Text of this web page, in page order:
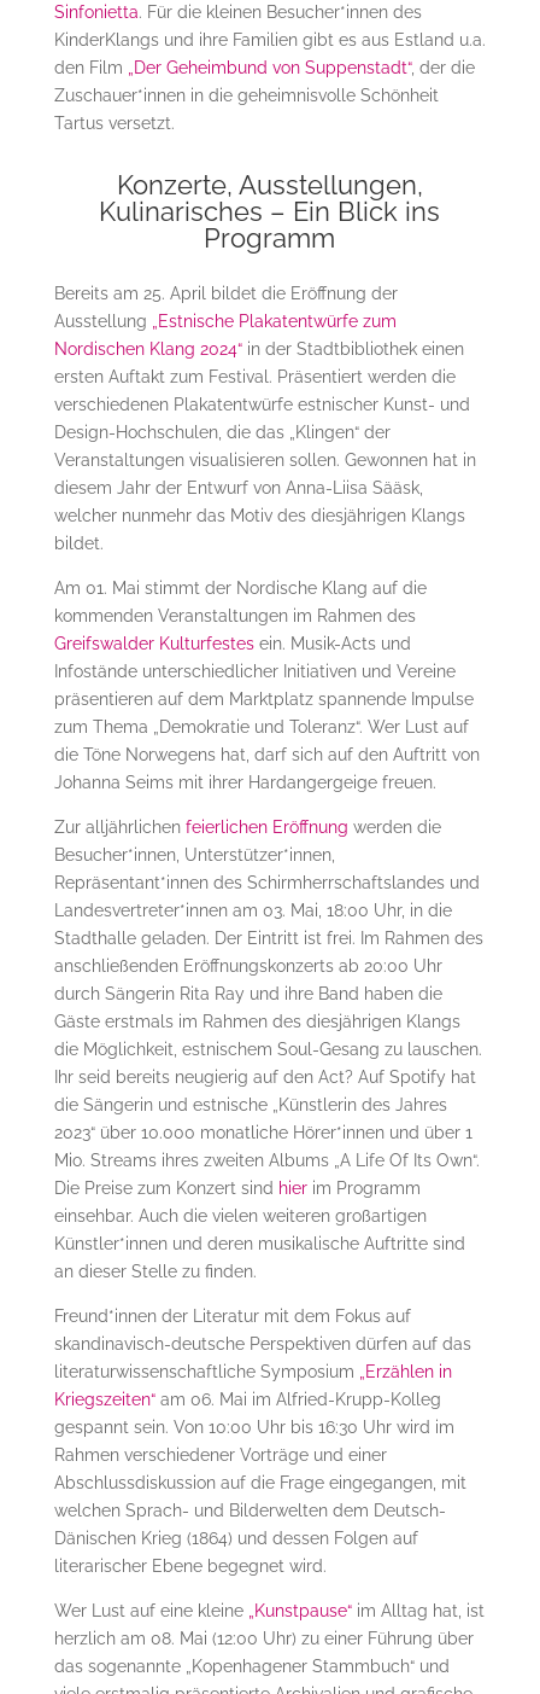
Sinfonietta. Für die kleinen Besucher*innen des
KinderKlangs und ihre Familien gibt es aus Estland u.a.
den Film
„Der Geheimbund von Suppenstadt“, der die
Zuschauer*innen in die geheimnisvolle Schönheit
Tartus versetzt.
Konzerte, Ausstellungen,
Kulinarisches – Ein Blick ins
Programm
Bereits am 25. April bildet die Eröffnung der
Ausstellung
„Estnische Plakatentwürfe zum
Nordischen Klang 2024“in der Stadtbibliothek einen
ersten Auftakt zum Festival. Präsentiert werden die
verschiedenen Plakatentwürfe estnischer Kunst- und
Design-Hochschulen, die das „Klingen“ der
Veranstaltungen visualisieren sollen. Gewonnen hat in
diesem Jahr der Entwurf von Anna-Liisa Sääsk,
welcher nunmehr das Motiv des diesjährigen Klangs
bildet.
Am 01. Mai stimmt der Nordische Klang auf die
kommenden Veranstaltungen im Rahmen des
Greifswalder Kulturfestesein. Musik-Acts und
Infostände unterschiedlicher Initiativen und Vereine
präsentieren auf dem Marktplatz spannende Impulse
zum Thema „Demokratie und Toleranz“. Wer Lust auf
die Töne Norwegens hat, darf sich auf den Auftritt von
Johanna Seims mit ihrer Hardangergeige freuen.
Zur alljährlichen feierlichen Eröffnung werden die
Besucher*innen, Unterstützer*innen,
Repräsentant*innen des Schirmherrschaftslandes und
Landesvertreter*innen am 03. Mai, 18:00 Uhr, in die
Stadthalle geladen. Der Eintritt ist frei. Im Rahmen des
anschließenden Eröffnungskonzerts ab 20:00 Uhr
durch Sängerin Rita Ray und ihre Band haben die
Gäste erstmals im Rahmen des diesjährigen Klangs
die Möglichkeit, estnischem Soul-Gesang zu lauschen.
Ihr seid bereits neugierig auf den Act? Auf Spotify hat
die Sängerin und estnische „Künstlerin des Jahres
2023“ über 10.000 monatliche Hörer*innen und über 1
Mio. Streams ihres zweiten Albums „A Life Of Its Own“.
Die Preise zum Konzert sind hierim Programm
einsehbar. Auch die vielen weiteren großartigen
Künstler*innen und deren musikalische Auftritte sind
an dieser Stelle zu finden.
Freund*innen der Literatur mit dem Fokus auf
skandinavisch-deutsche Perspektiven dürfen auf das
literaturwissenschaftliche Symposium
„Erzählen in
Kriegszeiten“am 06. Mai im Alfried-Krupp-Kolleg
gespannt sein. Von 10:00 Uhr bis 16:30 Uhr wird im
Rahmen verschiedener Vorträge und einer
Abschlussdiskussion auf die Frage eingegangen, mit
welchen Sprach- und Bilderwelten dem Deutsch-
Dänischen Krieg (1864) und dessen Folgen auf
literarischer Ebene begegnet wird.
Wer Lust auf eine kleine „Kunstpause“im Alltag hat, ist
herzlich am 08. Mai (12:00 Uhr) zu einer Führung über
das sogenannte „Kopenhagener Stammbuch“ und